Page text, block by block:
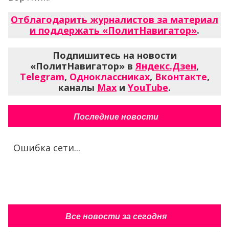
Отблагодарить журналистов за материал
и поддержать «ПолитНавигатор».
Подпишитесь на новости
«ПолитНавигатор» вЯндекс.Дзен,
Telegram, Одноклассниках, Вконтакте,
каналы Max и YouTube.
Последние новости
Ошибка сети...
Все новости за сегодня